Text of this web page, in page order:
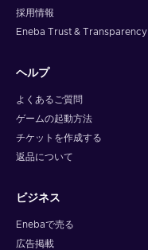
採用情報
Eneba Trust & Transparency
ヘルプ
よくあるご質問
ゲームの起動方法
チケットを作成する
返品について
ビジネス
Enebaで売る
広告掲載